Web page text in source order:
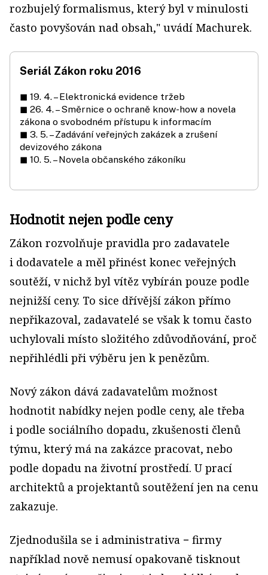
rozbujelý formalismus, který byl v minulosti
často povyšován nad obsah," uvádí Machurek.
Seriál Zákon roku 2016
◼ 19. 4. – Elektronická evidence tržeb
◼ 26. 4. – Směrnice o ochraně know-how a novela
zákona o svobodném přístupu k informacím
◼ 3. 5. – Zadávání veřejných zakázek a zrušení
devizového zákona
◼ 10. 5. – Novela občanského zákoníku
Hodnotit nejen podle ceny
Zákon rozvolňuje pravidla pro zadavatele
i dodavatele a měl přinést konec veřejných
soutěží, v nichž byl vítěz vybírán pouze podle
nejnižší ceny. To sice dřívější zákon přímo
nepřikazoval, zadavatelé se však k tomu často
uchylovali místo složitého zdůvodňování, proč
nepřihlédli při výběru jen k penězům.
Nový zákon dává zadavatelům možnost
hodnotit nabídky nejen podle ceny, ale třeba
i podle sociálního dopadu, zkušenosti členů
týmu, který má na zakázce pracovat, nebo
podle dopadu na životní prostředí. U prací
architektů a projektantů soutěžení jen na cenu
zakazuje.
Zjednodušila se i administrativa − firmy
například nově nemusí opakovaně tisknout